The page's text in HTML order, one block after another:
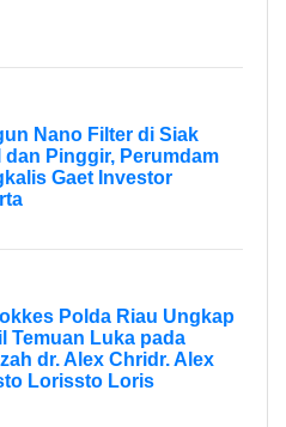
Nano Filter di Siak
dan Pinggir, Perumdam
Gaet Investor
Polda Riau Ungkap
Temuan Luka pada
dr. Alex Chridr. Alex
Lorissto Loris